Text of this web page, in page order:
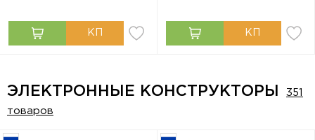
ЭЛЕКТРОННЫЕ КОНСТРУКТОРЫ
351
товаров